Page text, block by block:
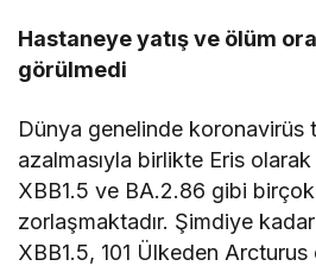
Hastaneye yatış ve ölüm
görülmedi
Dünya genelinde koronavirüs
azalmasıyla birlikte Eris
XBB1.5 ve BA.2.86 gibi
zorlaşmaktadır. Şimdiye
XBB1.5, 101 Ülkeden